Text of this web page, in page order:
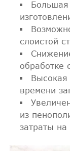
Большая
слоистой
обработке
Высокая
времени
из
затраты на